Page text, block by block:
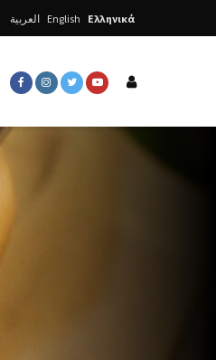
العربية English Ελληνικά